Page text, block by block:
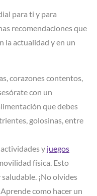
para ti y para
recomendaciones que
la actualidad y en un
corazones contentos,
con un
que debes
golosinas, entre
y juegos
física. Esto
¡No olvides
como hacer un